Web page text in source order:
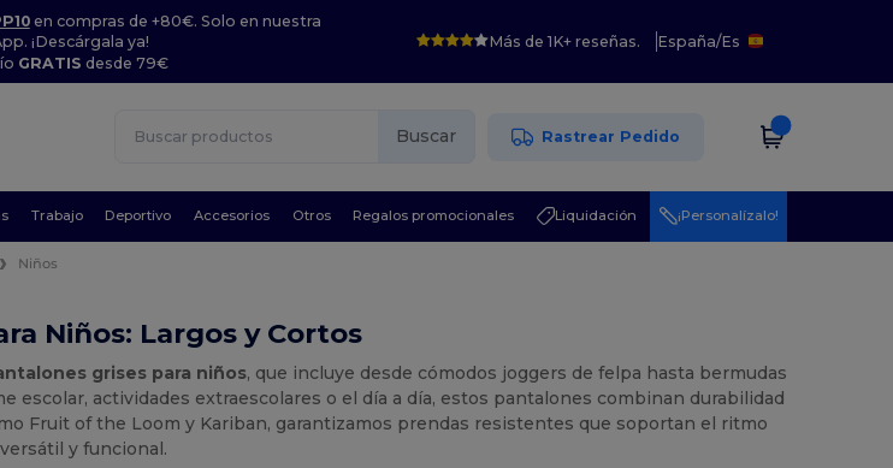
en compras de +80€. Solo en nuestra
¡Descárgala ya!
GRATIS desde 79€
Más de 1K+ reseñas. España/Es
Buscar Rastrear Pedido
Trabajo Deportivo Accesorios Otros Regalos promocionales Liquidación ¡Personalízalo!
Niños
Niños: Largos y Cortos
grises para niños, que incluye desde cómodos joggers de felpa hasta bermudas
escolar, actividades extraescolares o el día a día, estos pantalones combinan durabilidad
Fruit of the Loom y Kariban, garantizamos prendas resistentes que soportan el ritmo
y funcional.